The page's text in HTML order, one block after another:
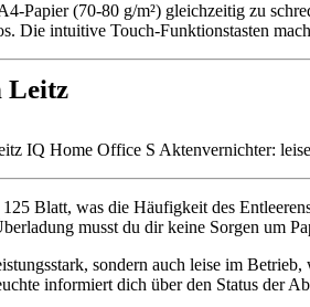
Papier (70-80 g/m²) gleichzeitig zu
Die intuitive Touch-Funktionstasten
Leitz
Blatt, was die Häufigkeit des
musst du dir keine Sorgen um
sondern auch leise im
informiert dich über den Status der